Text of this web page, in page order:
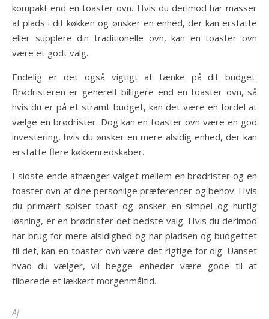
kompakt end en toaster ovn. Hvis du derimod har masser
af plads i dit køkken og ønsker en enhed, der kan erstatte
eller supplere din traditionelle ovn, kan en toaster ovn
være et godt valg.
Endelig er det også vigtigt at tænke på dit budget.
Brødristeren er generelt billigere end en toaster ovn, så
hvis du er på et stramt budget, kan det være en fordel at
vælge en brødrister. Dog kan en toaster ovn være en god
investering, hvis du ønsker en mere alsidig enhed, der kan
erstatte flere køkkenredskaber.
I sidste ende afhænger valget mellem en brødrister og en
toaster ovn af dine personlige præferencer og behov. Hvis
du primært spiser toast og ønsker en simpel og hurtig
løsning, er en brødrister det bedste valg. Hvis du derimod
har brug for mere alsidighed og har pladsen og budgettet
til det, kan en toaster ovn være det rigtige for dig. Uanset
hvad du vælger, vil begge enheder være gode til at
tilberede et lækkert morgenmåltid.
Af